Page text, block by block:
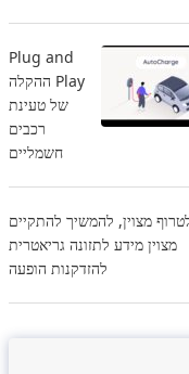
Plug and
Play ההקלה
של טעינת
רכבים
חשמליים
מצוין, להמשיך להתקיים
מצוין מידע לתזונה גריאטרית
להזדקנות הופעה